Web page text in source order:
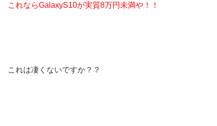
これならGalaxyS10が実質8万円未満や！！
これは凄くないですか？？